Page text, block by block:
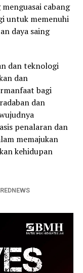
cabang
untuk memenuhi
daya saing
dan teknologi
dan
bagi
dan
penalaran dan
memajukan
kehidupan